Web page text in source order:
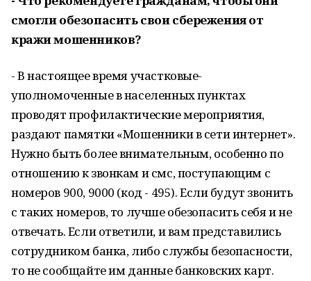
смогли обезопасить свои сбережения от
кражи мошенников?
- В настоящее время участковые-
уполномоченные в населенных пунктах
проводят профилактические мероприятия,
раздают памятки «Мошенники в сети интернет».
Нужно быть более внимательным, особенно по
отношению к звонкам и смс, поступающим с
номеров 900, 9000 (код - 495). Если будут звонить
с таких номеров, то лучше обезопасить себя и не
отвечать. Если ответили, и вам представились
сотрудником банка, либо службы безопасности,
то не сообщайте им данные банковских карт.